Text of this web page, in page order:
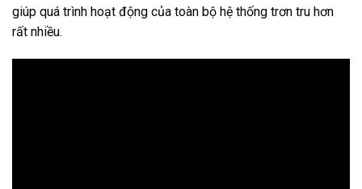
giúp quá trình hoạt động của toàn bộ hệ thống trơn tru hơn
rất nhiều.